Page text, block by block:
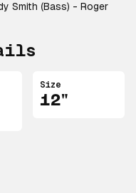
Smith (Bass) - Roger
Size
12"